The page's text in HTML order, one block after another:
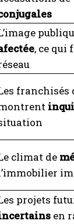
I WANT IN
thePrivacy
américains
et Terns
, ce qui
franchisés
climat de
projets
en